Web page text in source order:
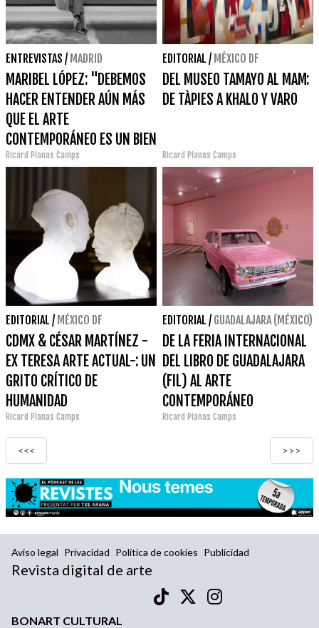
ENTREVISTAS / MADRID
MARIBEL LÓPEZ: "DEBEMOS
HACER ENTENDER AÚN MÁS
QUE EL ARTE
CONTEMPORÁNEO ES UN BIEN
DE INTERÉS FUNDAMENTAL
Ricard Planas Camps
EDITORIAL / MÉXICO DF
DEL MUSEO TAMAYO AL MAM:
DE TÀPIES A KHALO Y VARO
Ricard Planas Camps
EDITORIAL / MÉXICO DF
CDMX & CÉSAR MARTÍNEZ -
EX TERESA ARTE ACTUAL-: UN
GRITO CRÍTICO DE
HUMANIDAD
Ricard Planas Camps
EDITORIAL / GUADALAJARA (MÉXICO)
DE LA FERIA INTERNACIONAL
DEL LIBRO DE GUADALAJARA
(FIL) AL ARTE
CONTEMPORÁNEO
Ricard Planas Camps
<<< >>>
Aviso legal Privacidad Política de cookies Publicidad
Revista digital de arte
BONART CULTURAL